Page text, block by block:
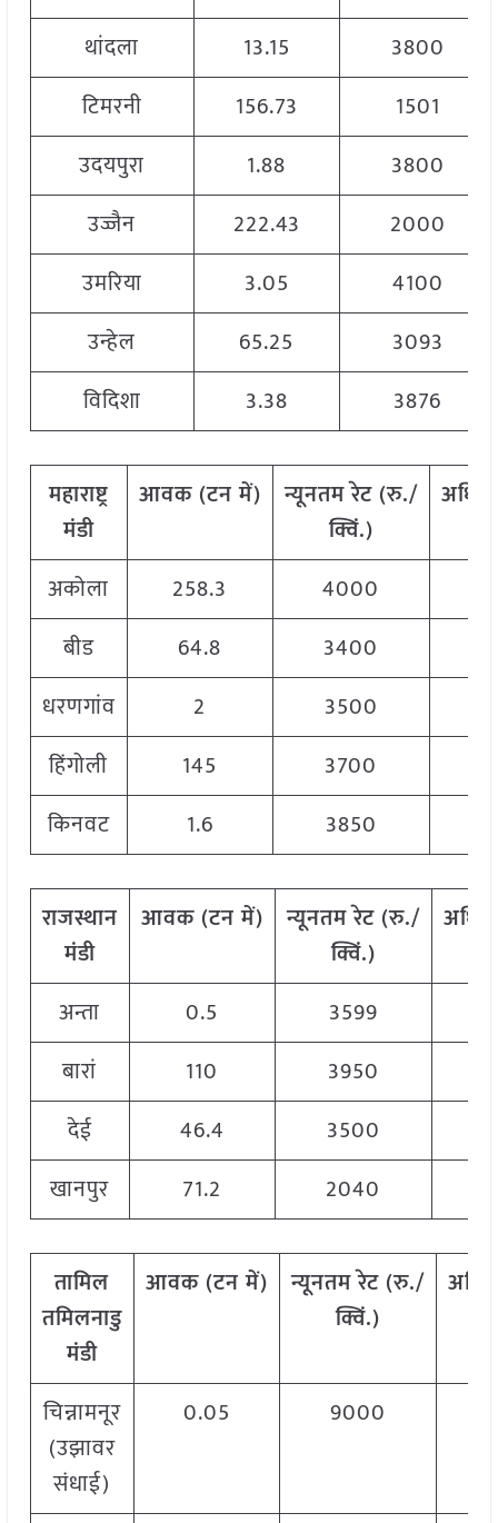
थांदला
13.15
3800
टिमरनी
156.73
1501
उदयपुरा
1.88
3800
उज्जैन
222.43
2000
उमरिया
3.05
4100
उन्हेल
65.25
3093
विदिशा
3.38 3876
महाराष्ट्र
मंडी
आवक (टनमें) न्यूनतमरेट (रु./
क्विं.)
अकोला
258.3 4000
बीड
64.8 3400
धरणगांव
2 3500
हिंगोली
145 3700
किनवट
1.6 3850
राजस्थान
मंडी
आवक (टनमें) न्यूनतमरेट (रु./
क्विं.)
अन्ता 0.5 3599
बारां
110 3950
देई
46.4
3500
खानपुर
71.2 2040
तामिल
तमिलनाडु
मंडी
आवक (टनमें) न्यूनतमरेट (रु./
क्विं.)
चिन्नामनूर
(उझावर
संधाई)
0.05 9000